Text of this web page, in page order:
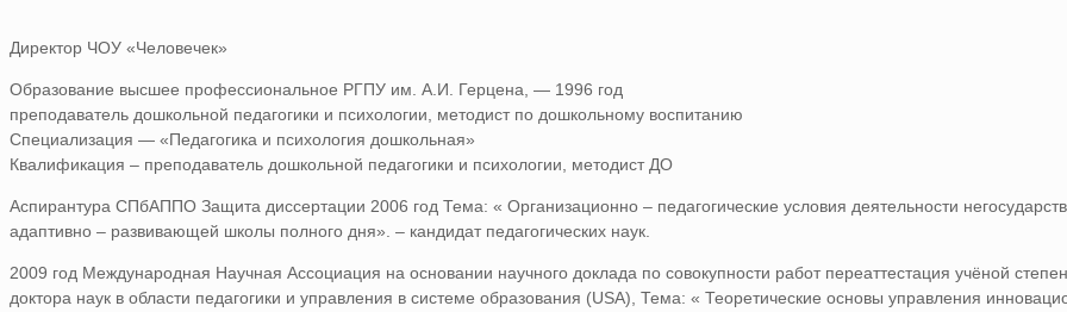
Директор ЧОУ «Человечек»
Образование высшее профессиональное РГПУ им. А.И. Герцена, — 1996 год
преподаватель дошкольной педагогики и психологии, методист по дошкольному воспитанию
Специализация — «Педагогика и психология дошкольная»
Квалификация – преподаватель дошкольной педагогики и психологии, методист ДО
Аспирантура СПбАППО Защита диссертации 2006 год Тема: « Организационно – педагогические условия деятельности
адаптивно – развивающей школы полного дня». – кандидат педагогических наук.
2009 год Международная Научная Ассоциация на основании научного доклада по совокупности работ переаттестация учёной
доктора наук в области педагогики и управления в системе образования (USA), Тема: « Теоретические основы управления